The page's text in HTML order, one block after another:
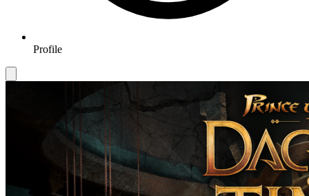
Profile